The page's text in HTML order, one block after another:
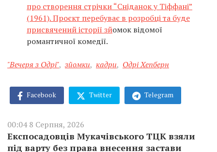
про створення стрічки “Сніданок у Тіффані”
(1961). Проєкт перебуває в розробці та буде
присвячений історії зйомок відомої
романтичної комедії.
"Вечеря з Одрі", зйомки, кадри, Одрі Хепберн
Facebook Twitter Telegram
00:04 8 Серпня, 2026
Експосадовців Мукачівського ТЦК взяли
під варту без права внесення застави